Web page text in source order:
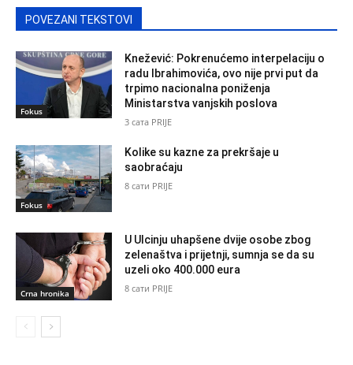
POVEZANI TEKSTOVI
Fokus
Knežević: Pokrenućemo interpelaciju o
radu Ibrahimovića, ovo nije prvi put da
trpimo nacionalna poniženja
Ministarstva vanjskih poslova
3 сата PRIJE
Fokus
Kolike su kazne za prekršaje u
saobraćaju
8 сати PRIJE
Crna hronika
U Ulcinju uhapšene dvije osobe zbog
zelenaštva i prijetnji, sumnja se da su
uzeli oko 400.000 eura
8 сати PRIJE